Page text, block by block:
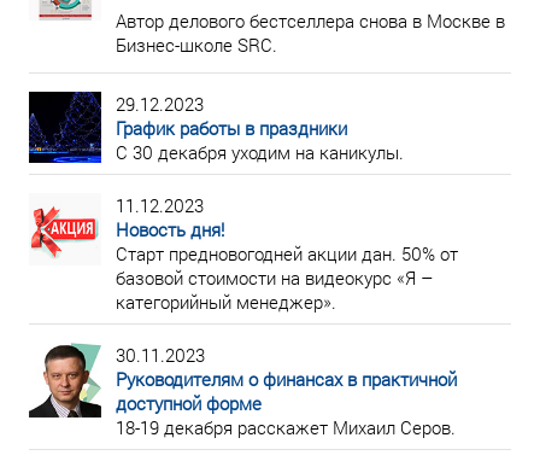
Автор делового бестселлера снова в Москве в
Бизнес-школе SRC.
29.12.2023
График работы в праздники
С 30 декабря уходим на каникулы.
11.12.2023
Новость дня!
Старт предновогодней акции дан. 50% от
базовой стоимости на видеокурс «Я –
категорийный менеджер».
30.11.2023
Руководителям о финансах в практичной
доступной форме
18-19 декабря расскажет Михаил Серов.